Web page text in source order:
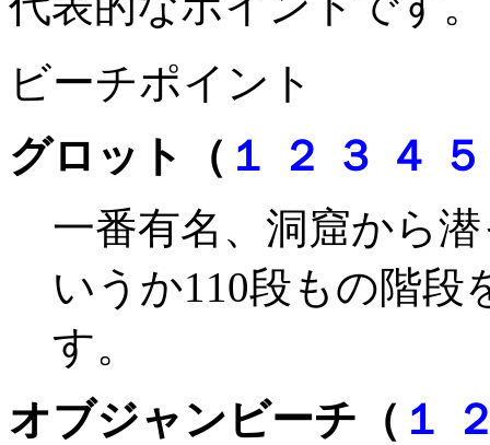
ビーチポイント
グロット（ １ ２ ３ ４
５
一番有名、洞窟から
いうか110段もの階
す。
オブジャンビーチ（ １